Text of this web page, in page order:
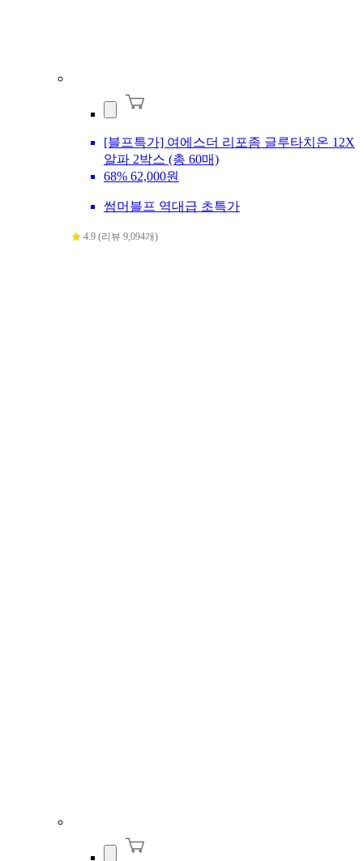
[블프특가] 여에스더 리포좀 글루타치온 12X
알파 2박스 (총 60매)
68% 62,000원
썸머블프 역대급 초특가
4.9 (리뷰 9,094개)